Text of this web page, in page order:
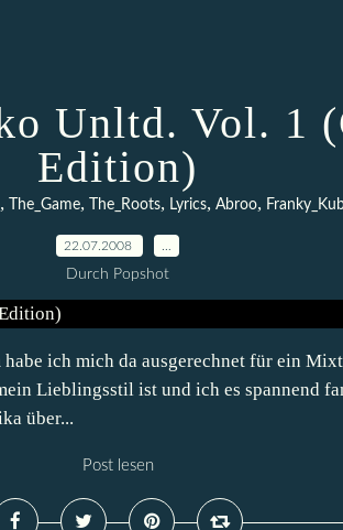
Unltd. Vol. 1
Edition)
, The_Game, The_Roots, Lyrics, Abroo,
22.07.2008
Durch Popshot
ich mich da ausgerechnet für ein
Lieblingsstil ist und ich es spannend
über...
Post lesen